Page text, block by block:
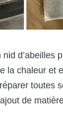
d’abeilles
la chaleur et
toutes
de